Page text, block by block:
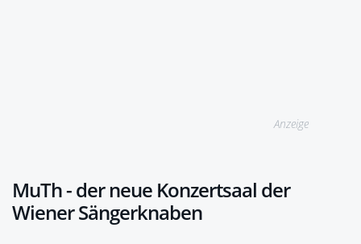
Anzeige
MuTh - der neue Konzertsaal der
Wiener Sängerknaben